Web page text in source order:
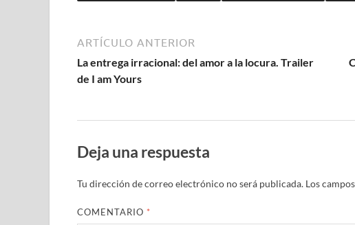
ARTÍCULO ANTERIOR
La entrega irracional: del amor a la locura. Trailer
de I am Yours
Deja una respuesta
Tu dirección de correo electrónico no será publicada. Los
COMENTARIO *